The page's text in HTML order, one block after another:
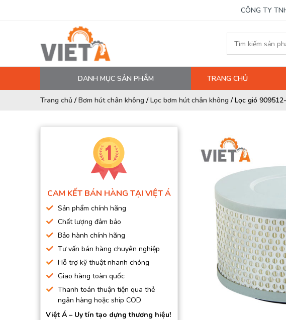
CÔNG TY
DANH MỤC SẢN PHẨM
MÁY NÉN KHÍ
DẦU MÁY NÉN KHÍ
DÂY HƠI, ỐNG HƠI
BƠM MÀNG KHÍ NÉN
BƠM HÚT CHÂN KHÔNG
BƠM ĐỊNH LƯỢNG
MOTOR, HỘP GIẢM TỐC
MÁY TẠO KHÍ NITO
TRANG CHỦ
Trang chủ /Bơm hút chân không /Lọc bơm hút chân không /Lọc gió
CAM KẾT BÁN HÀNG TẠI VIỆT Á
Sản phẩm chính hãng
Chất lượng đảm bảo
Bảo hành chính hãng
Tư vấn bán hàng chuyên nghiệp
Hỗ trợ kỹ thuật nhanh chóng
Giao hàng toàn quốc
Thanh toán thuận tiện qua thẻ
ngân hàng hoặc ship COD
Việt Á – Uy tín tạo dựng thương hiệu!